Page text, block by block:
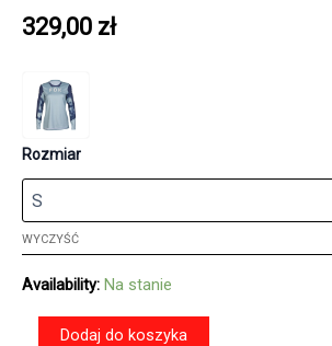
329,00 zł
Rozmiar
WYCZYŚĆ
Availability: Na stanie
Dodaj do koszyka